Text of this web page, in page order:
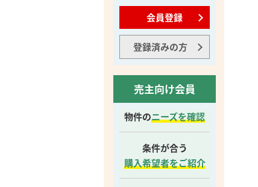
会員登録
登録済みの方
売主向け会員
物件のニーズを確認
条件が合う
購入希望者をご紹介